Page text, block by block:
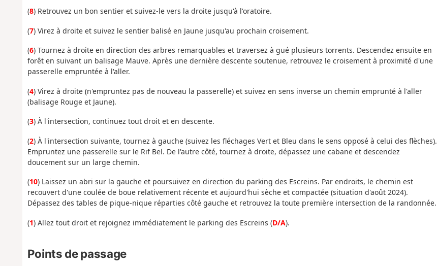
(8) Retrouvez un bon sentier et suivez-le vers la droite jusqu'à l'oratoire.
(7) Virez à droite et suivez le sentier balisé en Jaune jusqu'au prochain croisement.
(6) Tournez à droite en direction des arbres remarquables et traversez à gué plusieurs torrents. Descendez ensuite en
forêt en suivant un balisage Mauve. Après une dernière descente soutenue, retrouvez le croisement à proximité d'une
passerelle empruntée à l'aller.
(4) Virez à droite (n'empruntez pas de nouveau la passerelle) et suivez en sens inverse un chemin emprunté à l'aller
(balisage Rouge et Jaune).
(3) À l'intersection, continuez tout droit et en descente.
(2) À l'intersection suivante, tournez à gauche (suivez les fléchages Vert et Bleu dans le sens opposé à celui des flèches).
Empruntez une passerelle sur le Rif Bel. De l'autre côté, tournez à droite, dépassez une cabane et descendez
doucement sur un large chemin.
(10) Laissez un abri sur la gauche et poursuivez en direction du parking des Escreins. Par endroits, le chemin est
recouvert d'une coulée de boue relativement récente et aujourd'hui sèche et compactée (situation d'août 2024).
Dépassez des tables de pique-nique réparties côté gauche et retrouvez la toute première intersection de la randonnée.
(1) Allez tout droit et rejoignez immédiatement le parking des Escreins (D/A).
Points de passage